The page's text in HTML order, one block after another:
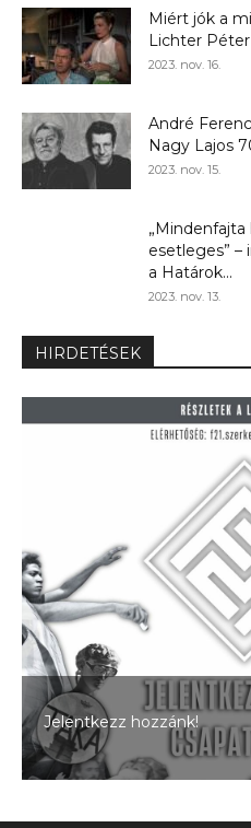
Miért jók a
Lichter Péter
2023. nov. 16.
André
Nagy Lajos
2023. nov. 15.
esetleges”
a Határok...
2023. nov. 13.
HIRDETÉSEK
Jelentkezz hozzánk!